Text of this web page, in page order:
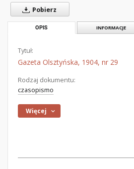
Pobierz
OPIS INFORMACJE
Tytuł:
Gazeta Olsztyńska, 1904, nr 29
Rodzaj dokumentu:
czasopismo
Więcej